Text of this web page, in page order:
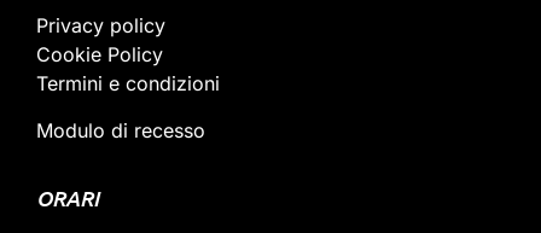
Privacy policy
Cookie Policy
Termini e condizioni
Modulo di recesso
ORARI